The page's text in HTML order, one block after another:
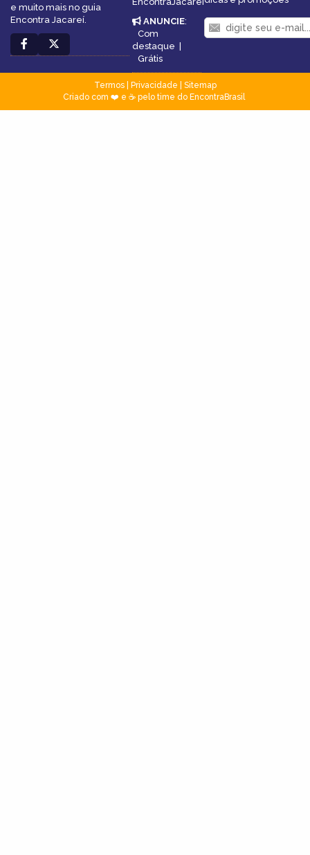
e muito mais no guia
Encontra Jacareí.
ANUNCIE:
Com
destaque
Grátis
Termos| Privacidade
Sitemap
Criado com ❤️ e ☕ pelo time do EncontraBrasil